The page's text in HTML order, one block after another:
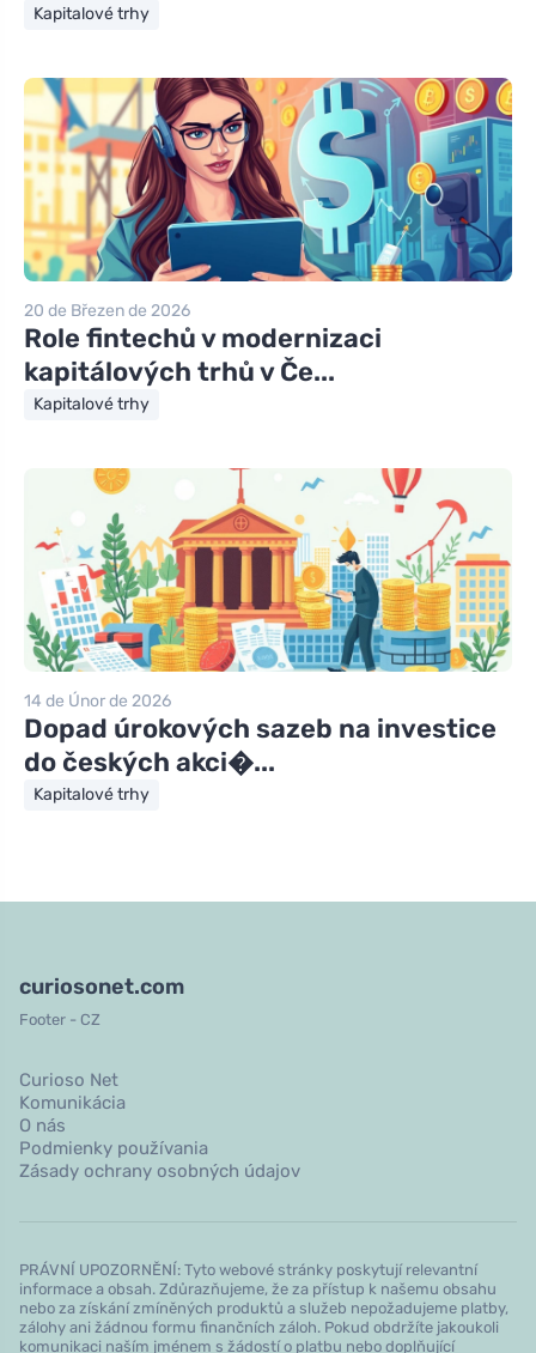
Kapitalové trhy
20 de Březen de 2026
Role fintechů v modernizaci
kapitálových trhů v Če...
Kapitalové trhy
14 de Únor de 2026
Dopad úrokových sazeb na investice
do českých akci�...
Kapitalové trhy
curiosonet.com
Footer - CZ
Curioso Net
Komunikácia
O nás
Podmienky používania
Zásady ochrany osobných údajov
PRÁVNÍ UPOZORNĚNÍ: Tyto webové stránky poskytují relevantní
informace a obsah. Zdůrazňujeme, že za přístup k našemu obsahu
nebo za získání zmíněných produktů a služeb nepožadujeme platby,
zálohy ani žádnou formu finančních záloh. Pokud obdržíte jakoukoli
komunikaci naším jménem s žádostí o platbu nebo doplňující